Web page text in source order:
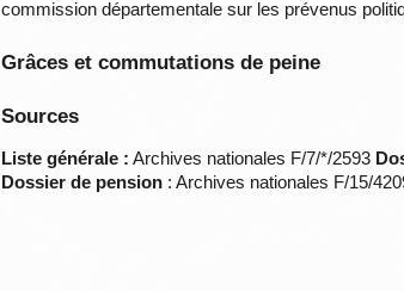
commission départementale sur les prévenus
Grâces et commutations de peine
Sources
Liste générale : Archives nationales F/7/*/2593
Dossier de pension : Archives nationales F/15/